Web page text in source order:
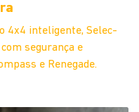
4x4 inteligente, Selec-
segurança e
e Renegade.